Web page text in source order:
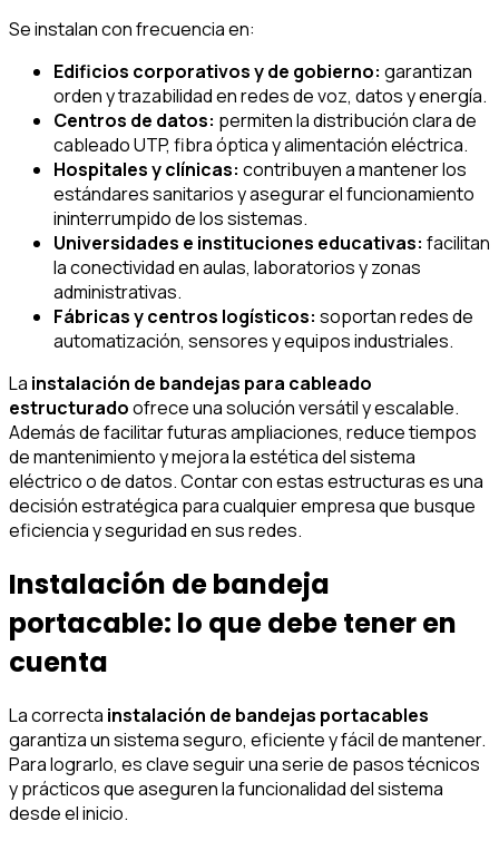
Se instalan con frecuencia en:
Edificios corporativos y de gobierno: garantizan
orden y trazabilidad en redes de voz, datos y energía.
Centros de datos: permiten la distribución clara de
cableado UTP, fibra óptica y alimentación eléctrica.
Hospitales y clínicas: contribuyen a mantener los
estándares sanitarios y asegurar el funcionamiento
ininterrumpido de los sistemas.
Universidades e instituciones educativas: facilitan
la conectividad en aulas, laboratorios y zonas
administrativas.
Fábricas y centros logísticos: soportan redes de
automatización, sensores y equipos industriales.
La instalación de bandejas para cableado
estructuradoofrece una solución versátil y escalable.
Además de facilitar futuras ampliaciones, reduce tiempos
de mantenimiento y mejora la estética del sistema
eléctrico o de datos. Contar con estas estructuras es una
decisión estratégica para cualquier empresa que busque
eficiencia y seguridad en sus redes.
Instalación de bandeja
portacable: lo que debe tener en
cuenta
La correcta instalación de bandejas portacables
garantiza un sistema seguro, eficiente y fácil de mantener.
Para lograrlo, es clave seguir una serie de pasos técnicos
y prácticos que aseguren la funcionalidad del sistema
desde el inicio.